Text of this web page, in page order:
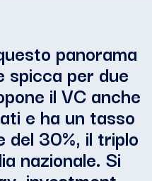
panorama
spicca per due
il VC anche
e ha un tasso
del 30%, il triplo
nazionale. Si